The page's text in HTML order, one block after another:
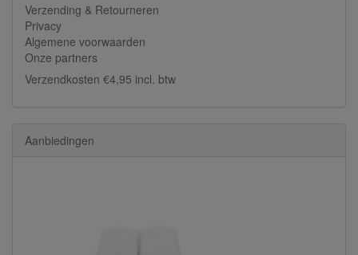
Verzending & Retourneren
Privacy
Algemene voorwaarden
Onze partners
Verzendkosten €4,95 incl. btw
Aanbiedingen